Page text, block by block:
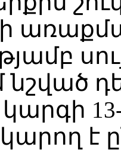
նշված
կարգի
է